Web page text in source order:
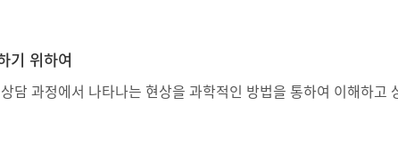
기 위하여
담 과정에서 나타나는 현상을 과학적인 방법을 통하여 이해하